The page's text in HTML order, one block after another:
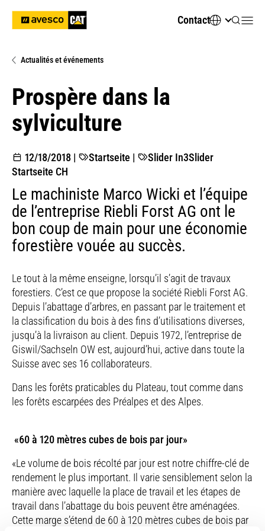
Contact
Actualités et événements
Prospère dans la
sylviculture
12/18/2018 | Startseite | Slider In3Slider
Startseite CH
Le machiniste Marco Wicki et l’équipe
de l’entreprise Riebli Forst AG ont le
bon coup de main pour une économie
forestière vouée au succès.
Le tout à la même enseigne, lorsqu’il s’agit de travaux
forestiers. C’est ce que propose la société Riebli Forst AG.
Depuis l’abattage d’arbres, en passant par le traitement et
la classification du bois à des fins d’utilisations diverses,
jusqu’à la livraison au client. Depuis 1972, l’entreprise de
Giswil/Sachseln OW est, aujourd’hui, active dans toute la
Suisse avec ses 16 collaborateurs.
Dans les forêts praticables du Plateau, tout comme dans
les forêts escarpées des Préalpes et des Alpes.
«60 à 120 mètres cubes de bois par jour»
«Le volume de bois récolté par jour est notre chiffre-clé de
rendement le plus important. Il varie sensiblement selon la
manière avec laquelle la place de travail et les étapes de
travail dans l’abattage du bois peuvent être aménagées.
Cette marge s’étend de 60 à 120 mètres cubes de bois par